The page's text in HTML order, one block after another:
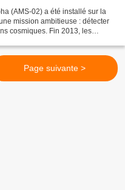
(AMS-02) a été installé sur la
mission ambitieuse : détecter
cosmiques. Fin 2013, les
Page suivante >